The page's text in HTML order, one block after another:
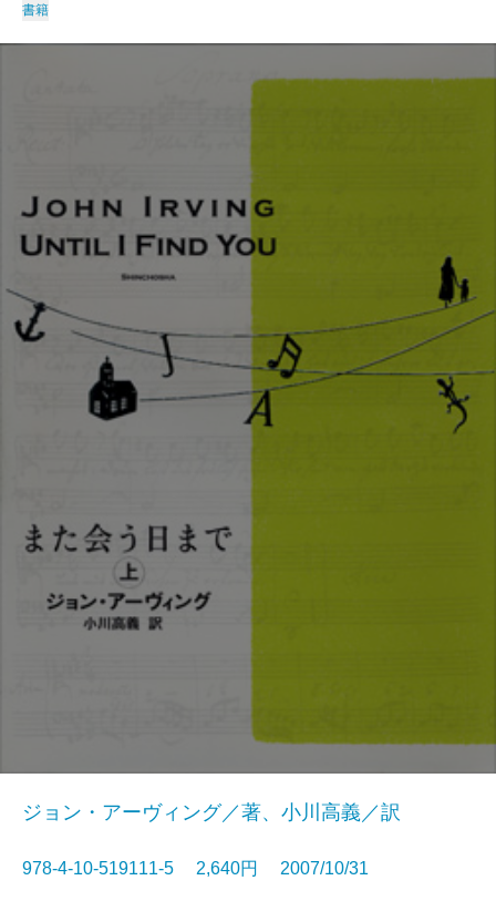
書籍
ジョン・アーヴィング／著、小川高義／訳
978-4-10-519111-5 2,640円 2007/10/31